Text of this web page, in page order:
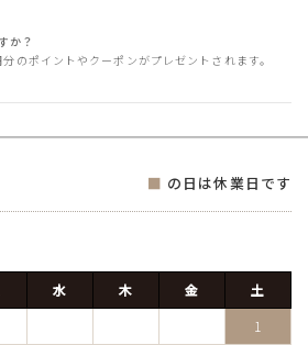
か？
のポイントやクーポンがプレゼントされます。
■ の日は休業日です
水 木 金
土
1